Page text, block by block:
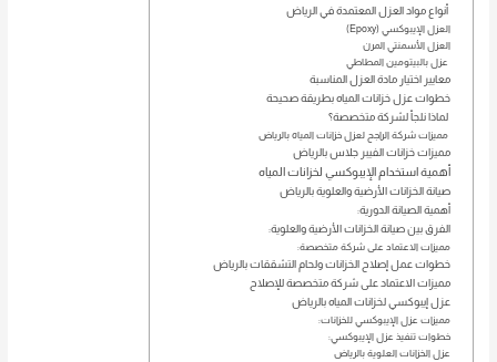
أنواع مواد العزل المعتمدة في الرياض
العزل الإيبوكسي (Epoxy)
العزل الأسمنتي المرن
عزل بالبيتومين المطاطي
معايير اختيار مادة العزل المناسبة
خطوات عزل خزانات المياه بطريقة صحيحة
لماذا نلجأ لشركة متخصصة؟
مميزات شركة الراجح لعزل خزانات المياه بالرياض
مميزات خزانات الفيبر جلاس بالرياض
أهمية استخدام الإيبوكسي لخزانات المياه
صيانة الخزانات الأرضية والعلوية بالرياض
أهمية الصيانة الدورية:
الفرق بين صيانة الخزانات الأرضية والعلوية:
مميزات الاعتماد على شركة متخصصة:
خطوات عمل إصلاح الخزانات ولحام التشققات بالرياض
مميزات الاعتماد على شركة متخصصة للإصلاح
عزل إيبوكسي لخزانات المياه بالرياض
مميزات عزل الإيبوكسي للخزانات:
خطوات تنفيذ عزل الإيبوكسي:
عزل الخزانات العلوية بالرياض